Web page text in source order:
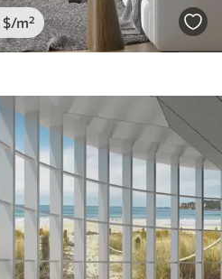
$/m²